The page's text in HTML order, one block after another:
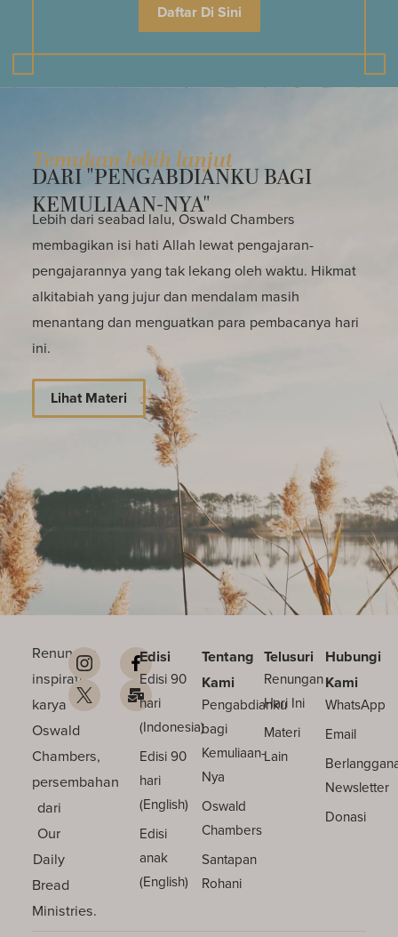
Daftar Di Sini
Temukan lebih lanjut
DARI "PENGABDIANKU BAGI
KEMULIAAN-NYA"
Lebih dari seabad lalu, Oswald Chambers
membagikan isi hati Allah lewat pengajaran-
pengajarannya yang tak lekang oleh waktu. Hikmat
alkitabiah yang jujur dan mendalam masih
menantang dan menguatkan para pembacanya hari
ini.
Lihat Materi
Renungan
inspiratif
karya
Oswald
Chambers,
persembahan
dari
Our
Daily
Bread
Ministries.
Edisi
Edisi 90
hari
(Indonesia)
Edisi 90
hari
(English)
Edisi
anak
(English)
Tentang
Kami
Pengabdianku
bagi
Kemuliaan-
Nya
Oswald
Chambers
Santapan
Rohani
Telusuri
Renungan
Hari Ini
Materi
Lain
Hubungi
Kami
WhatsApp
Email
Newsletter
Donasi